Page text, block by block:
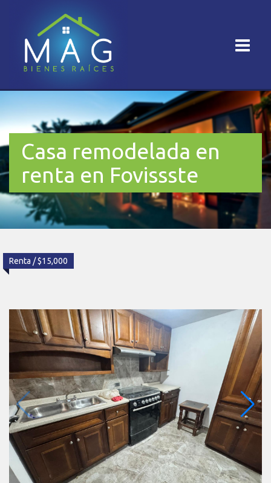
Casa remodelada en
renta en Fovissste
Renta / $15,000